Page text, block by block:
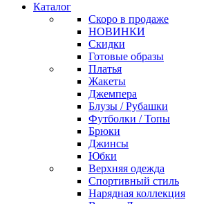
Каталог
Скоро в продаже
НОВИНКИ
Скидки
Готовые образы
Платья
Жакеты
Джемпера
Блузы / Рубашки
Футболки / Топы
Брюки
Джинсы
Юбки
Верхняя одежда
Спортивный стиль
Нарядная коллекция